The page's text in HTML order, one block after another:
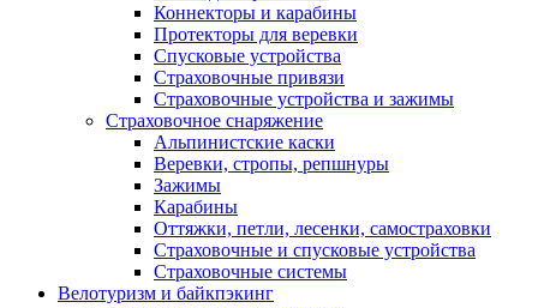
Коннекторы и карабины
Протекторы для веревки
Спусковые устройства
Страховочные привязи
Страховочные устройства и зажимы
Страховочное снаряжение
Альпинистские каски
Веревки, стропы, репшнуры
Зажимы
Карабины
Оттяжки, петли, лесенки, самостраховки
Страховочные и спусковые устройства
Страховочные системы
Велотуризм и байкпэкинг